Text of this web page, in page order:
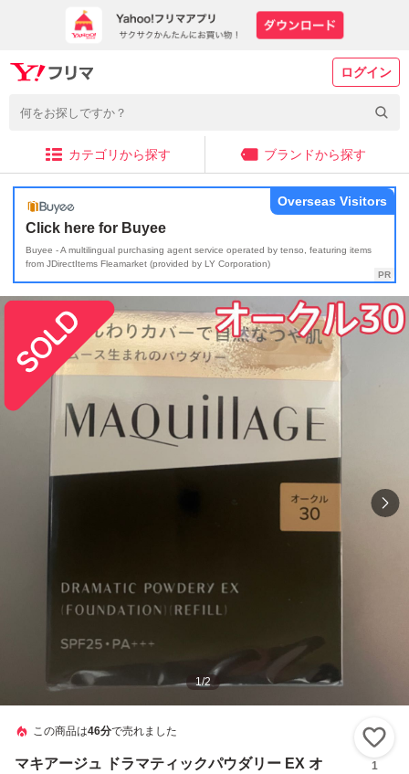
ログイン
カテゴリから探す ブランドから探す
Click here for Buyee
Buyee - A multilingual purchasing agent service operated by tenso, featuring items
from JDirectItems Fleamarket (provided by LY Corporation)
Overseas Visitors
1/2
この商品は46分で売れました
マキアージュ ドラマティックパウダリー EX オ
1